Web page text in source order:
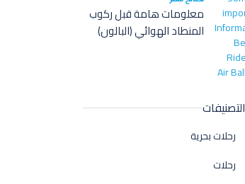
معلومات هامة قبل ركوب
المنطاد الهوائي (البالون)
التصنيفات
رحلات بحرية
رحلات